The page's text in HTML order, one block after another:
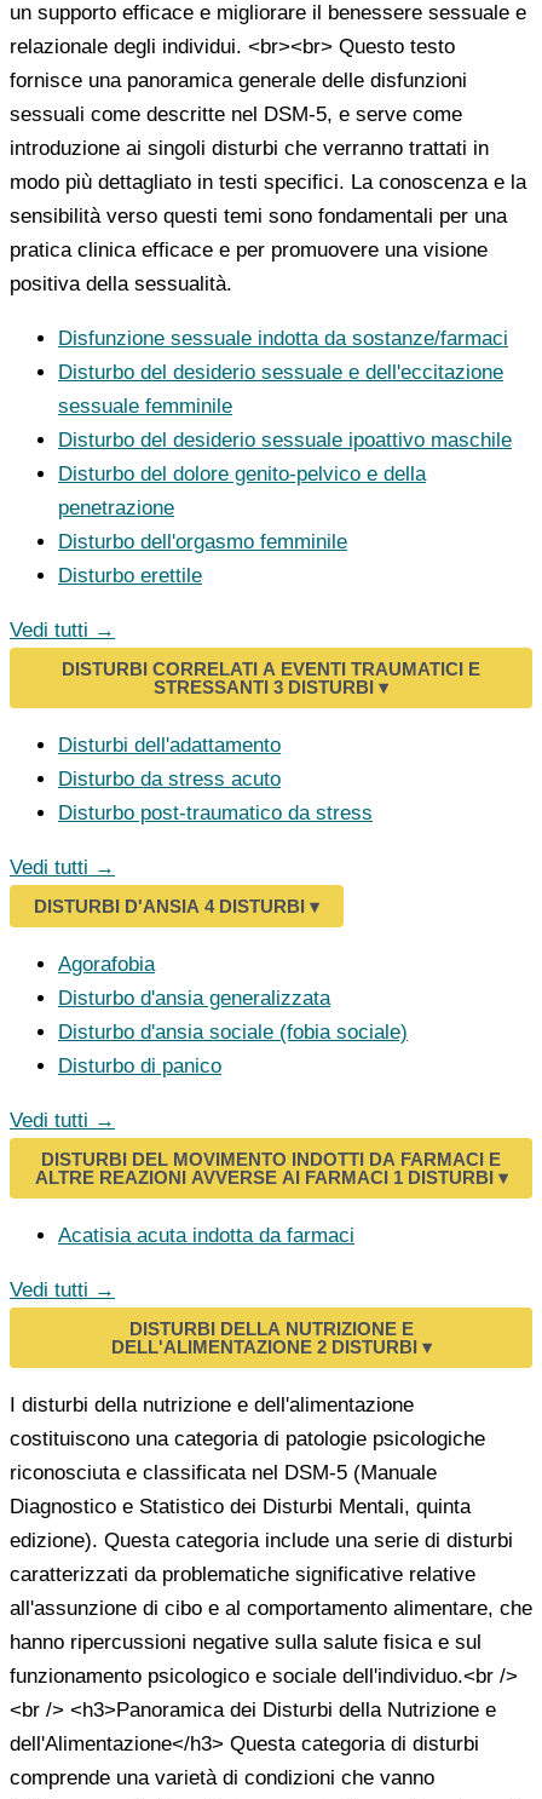
un supporto efficace e migliorare il benessere sessuale e
relazionale degli individui. <br><br> Questo testo
fornisce una panoramica generale delle disfunzioni
sessuali come descritte nel DSM-5, e serve come
introduzione ai singoli disturbi che verranno trattati in
modo più dettagliato in testi specifici. La conoscenza e la
sensibilità verso questi temi sono fondamentali per una
pratica clinica efficace e per promuovere una visione
positiva della sessualità.
Disfunzione sessuale indotta da sostanze/farmaci
Disturbo del desiderio sessuale e dell'eccitazione
sessuale femminile
Disturbo del desiderio sessuale ipoattivo maschile
Disturbo del dolore genito-pelvico e della
penetrazione
Disturbo dell'orgasmo femminile
Disturbo erettile
Vedi tutti →
DISTURBI CORRELATI A EVENTI TRAUMATICI E
STRESSANTI 3 DISTURBI ▾
Disturbi dell'adattamento
Disturbo da stress acuto
Disturbo post-traumatico da stress
Vedi tutti →
DISTURBI D'ANSIA 4 DISTURBI ▾
Agorafobia
Disturbo d'ansia generalizzata
Disturbo d'ansia sociale (fobia sociale)
Disturbo di panico
Vedi tutti →
DISTURBI DEL MOVIMENTO INDOTTI DA FARMACI E
ALTRE REAZIONI AVVERSE AI FARMACI 1 DISTURBI ▾
Acatisia acuta indotta da farmaci
Vedi tutti →
DISTURBI DELLA NUTRIZIONE E
DELL'ALIMENTAZIONE 2 DISTURBI ▾
I disturbi della nutrizione e dell'alimentazione
costituiscono una categoria di patologie psicologiche
riconosciuta e classificata nel DSM-5 (Manuale
Diagnostico e Statistico dei Disturbi Mentali, quinta
edizione). Questa categoria include una serie di disturbi
caratterizzati da problematiche significative relative
all'assunzione di cibo e al comportamento alimentare, che
hanno ripercussioni negative sulla salute fisica e sul
funzionamento psicologico e sociale dell'individuo.<br />
<br /> <h3>Panoramica dei Disturbi della Nutrizione e
dell'Alimentazione</h3> Questa categoria di disturbi
comprende una varietà di condizioni che vanno